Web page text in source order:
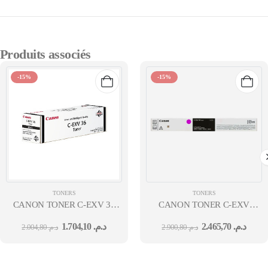
Produits associés
-15%
TONERS
CANON TONER C-EXV 36
YIELD:56,000 PAGES
د.م.2.004,80 د.م.1.704,10
-15%
TONERS
CANON TONER C-EXV
د.م.2.900,80 د.م.2.465,70